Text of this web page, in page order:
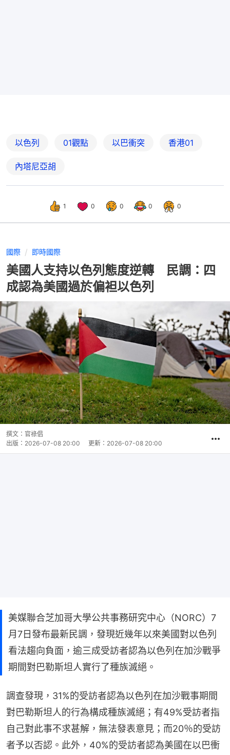
以色列 01觀點 以巴衝突 香港01
內塔尼亞胡
1 0 0 0 0
國際 即時國際
美國人支持以色列態度逆轉 民調：四
成認為美國過於偏袒以色列
撰文： 官祿倡
出版： 2026-07-08 20:00 更新： 2026-07-08 20:00
美媒聯合芝加哥大學公共事務研究中心（NORC）7
月7日發布最新民調，發現近幾年以來美國對以色列
看法趨向負面，逾三成受訪者認為以色列在加沙戰爭
期間對巴勒斯坦人實行了種族滅絕。
調查發現，31%的受訪者認為以色列在加沙戰事期間
對巴勒斯坦人的行為構成種族滅絕；有49%受訪者指
自己對此事不求甚解，無法發表意見；而20％的受訪
者予以否認。此外，40%的受訪者認為美國在以巴衝